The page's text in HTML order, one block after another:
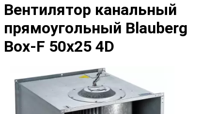
Вентилятор канальный
прямоугольный Blauberg
Box-F 50х25 4D